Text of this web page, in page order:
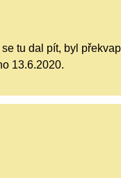
tu dal pít, byl
13.6.2020.